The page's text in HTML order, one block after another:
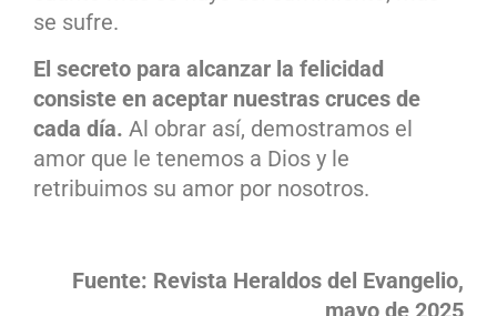
se sufre.
El secreto para alcanzar la felicidad
consiste en aceptar nuestras cruces de
cada día. Al obrar así, demostramos el
amor que le tenemos a Dios y le
retribuimos su amor por nosotros.
Fuente: Revista Heraldos del Evangelio,
mayo de 2025